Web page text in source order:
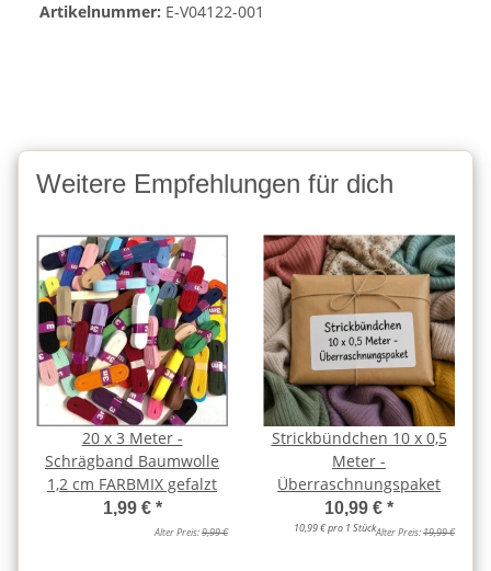
Artikelnummer: E-V04122-001
Weitere Empfehlungen für dich
20 x 3 Meter -
Schrägband Baumwolle
1,2 cm FARBMIX gefalzt
1,99 € *
Alter Preis:9,99 €
Strickbündchen 10 x 0,5
Meter -
Überraschnungspaket
10,99 € *
10,99 € pro 1 StückAlter Preis:19,99 €